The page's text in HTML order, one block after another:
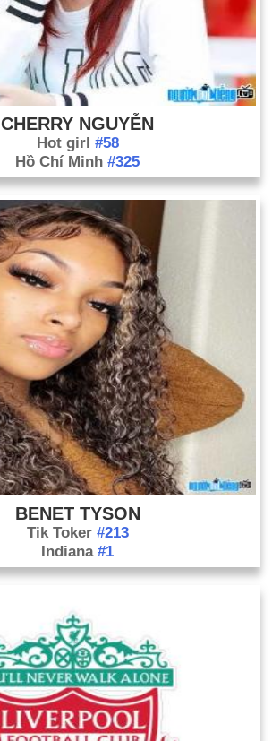
CHERRY NGUYỄN
Hot girl #58
Hồ Chí Minh #325
BENET TYSON
Tik Toker #213
Indiana #1